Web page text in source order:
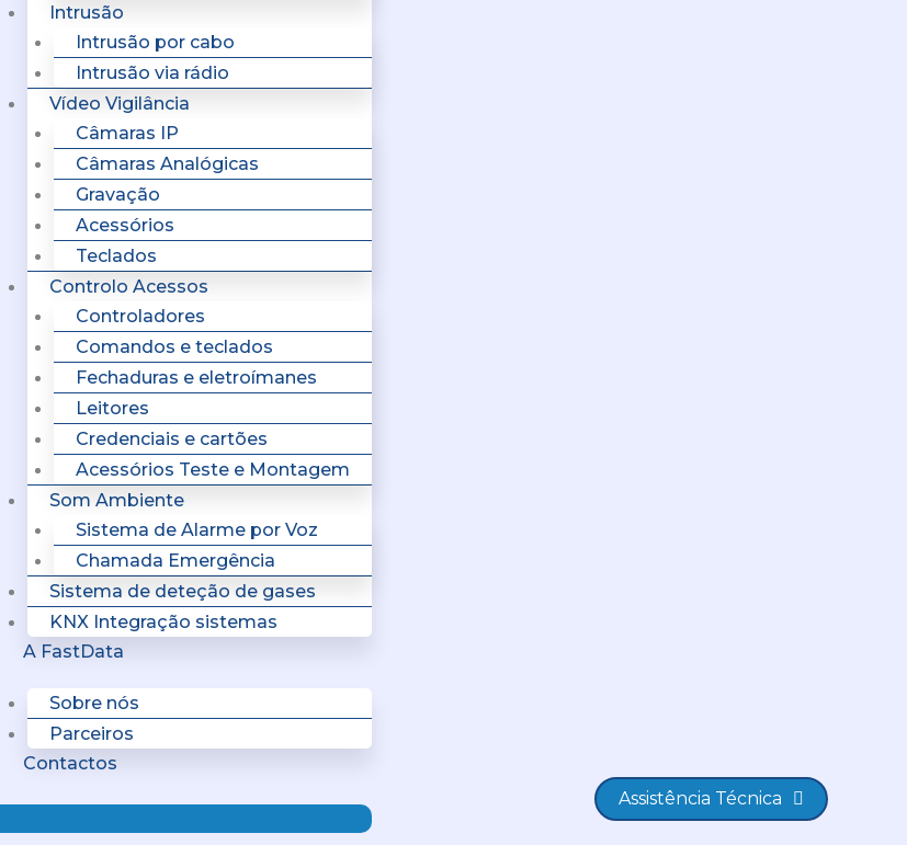
Intrusão
Intrusão por cabo
Intrusão via rádio
Vídeo Vigilância
Câmaras IP
Câmaras Analógicas
Gravação
Acessórios
Teclados
Controlo Acessos
Controladores
Comandos e teclados
Fechaduras e eletroímanes
Leitores
Credenciais e cartões
Acessórios Teste e Montagem
Som Ambiente
Sistema de Alarme por Voz
Chamada Emergência
Sistema de deteção de gases
KNX Integração sistemas
A FastData
Sobre nós
Parceiros
Contactos
Assistência Técnica